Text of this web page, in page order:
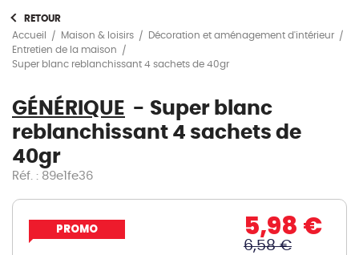
RETOUR
Accueil
Maison & loisirs
Décoration et aménagement d'intérieur
Entretien de la maison
Super blanc reblanchissant 4 sachets de 40gr
GÉNÉRIQUE
Super blanc
reblanchissant 4 sachets de
40gr
Réf. : 89e1fe36
PROMO 5,98 €
6,58 €